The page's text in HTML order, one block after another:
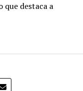
destaca a